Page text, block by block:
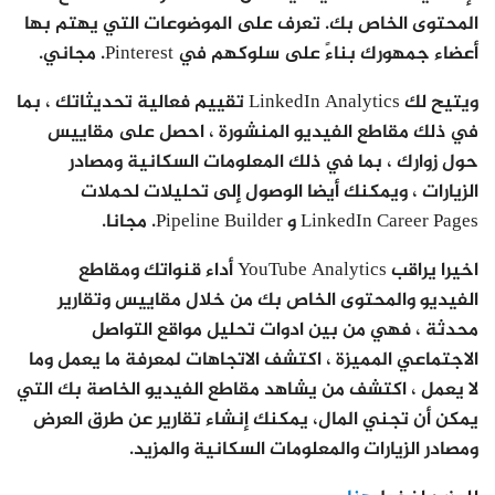
المحتوى الخاص بك. تعرف على الموضوعات التي يهتم بها
أعضاء جمهورك بناءً على سلوكهم في Pinterest. مجاني.
ويتيح لك LinkedIn Analytics تقييم فعالية تحديثاتك ، بما
في ذلك مقاطع الفيديو المنشورة ، احصل على مقاييس
حول زوارك ، بما في ذلك المعلومات السكانية ومصادر
الزيارات ، ويمكنك أيضا الوصول إلى تحليلات لحملات
LinkedIn Career Pages و Pipeline Builder. مجانا.
اخيرا يراقب YouTube Analytics أداء قنواتك ومقاطع
الفيديو والمحتوى الخاص بك من خلال مقاييس وتقارير
محدثة ، فهي من بين ادوات تحليل مواقع التواصل
الاجتماعي المميزة ، اكتشف الاتجاهات لمعرفة ما يعمل وما
لا يعمل ، اكتشف من يشاهد مقاطع الفيديو الخاصة بك التي
يمكن أن تجني المال، يمكنك إنشاء تقارير عن طرق العرض
ومصادر الزيارات والمعلومات السكانية والمزيد.